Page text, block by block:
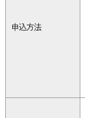
申込方法